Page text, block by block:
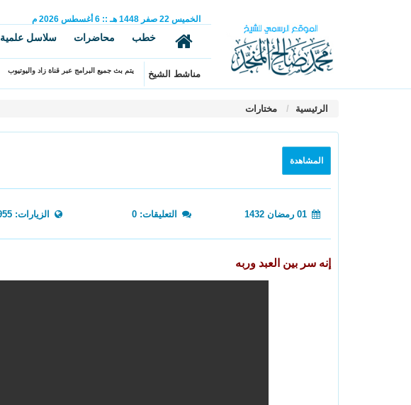
الخميس 22 صفر 1448 هـ ::
6 أغسطس 2026 م
خطب محاضرات سلاسل علمية
مناشط الشيخ يتم بث جميع البرامج عبر قناة زاد واليوتيوب
الرئيسية مختارات
المشاهدة
التعليقات: 0 الزيارات: 1955
إنه سر بين العبد وربه